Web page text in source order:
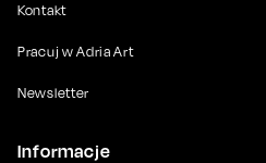
Kontakt
Pracuj w Adria Art
Newsletter
Informacje